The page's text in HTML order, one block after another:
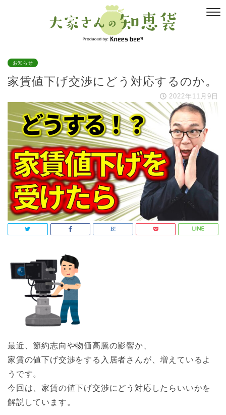
お知らせ
家賃値下げ交渉にどう対応するのか。
2022年11月9日
最近、節約志向や物価高騰の影響か、
家賃の値下げ交渉をする入居者さんが、増えているよ
うです。
今回は、家賃の値下げ交渉にどう対応したらいいかを
解説しています。